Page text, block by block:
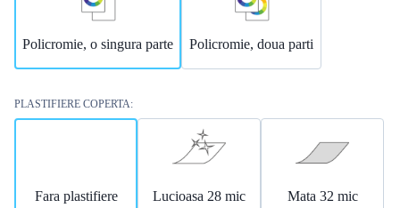
Policromie, o singura parte Policromie, doua parti
PLASTIFIERE COPERTA:
Fara plastifiere Lucioasa 28 mic Mata 32 mic